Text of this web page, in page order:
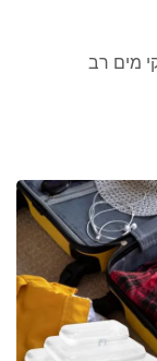
מים רב